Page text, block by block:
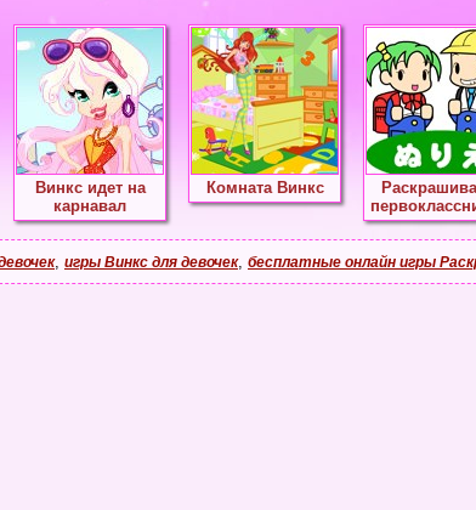
Винкс идет на
карнавал
Комната Винкс
, игры Винкс для девочек, бесплатные онлайн игры